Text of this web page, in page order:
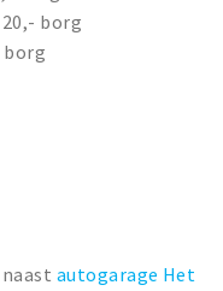
borg
borg
autogarage Het